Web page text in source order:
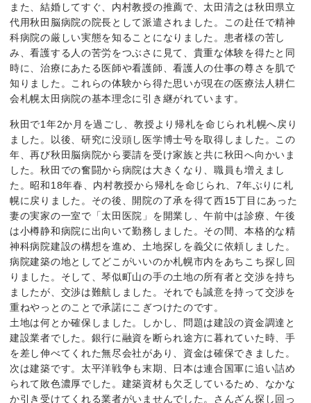
また、結婚してすぐ、内村教授の推薦で、太田清之は秋田県立
代用秋田脳病院の院長として派遣されました。この赴任で精神
科病院の厳しい実態を知ることになりました。患者様の苦し
み、看護する人の苦労をつぶさに見て、貴重な体験を得たと同
時に、治療にあたる医師や看護師、看護人の仕事の尊さを肌で
知りました。これらの体験から得た思いが現在の医療法人耕仁
会札幌太田病院の基本理念に引き継がれています。
秋田で1年2か月を過ごし、教授より帰札を命じられ札幌へ戻り
ました。以後、研究に没頭し医学博士号を取得しました。この
年、再び秋田脳病院から要請を受け家族と共に秋田へ向かいま
した。秋田での奮闘から病院は大きくなり、職員も増えまし
た。昭和18年春、内村教授から帰札を命じられ、7年ぶりに札
幌に戻りました。その後、開院の了承を得て西15丁目にあった
妻の実家の一室で「太田医院」を開業し、午前中は診療、午後
は小樽静和病院に出向いて勤務しました。その間、本格的な精
神科病院建設の構想を進め、土地探しを義父に依頼しました。
病院建築の地としてどこがいいのか札幌市内をあちこち探し回
りました。そして、琴似町山の手の土地の所有者と交渉を持ち
ましたが、交渉は難航しました。それでも誠意を持って交渉を
重ねやっとのことで承諾にこぎつけたのです。
土地は何とか確保しました。しかし、問題は建設の資金調達と
建設業者でした。銀行に融資を断られ途方に暮れていた時、手
を差し伸べてくれた無尽会社があり、資金は確保できました。
次は建築です。太平洋戦争も末期、日本は連合国軍に追い詰め
られて敗色濃厚でした。建築資材も欠乏しているため、なかな
か引き受けてくれる業者がいませんでした。さんざん探し回っ